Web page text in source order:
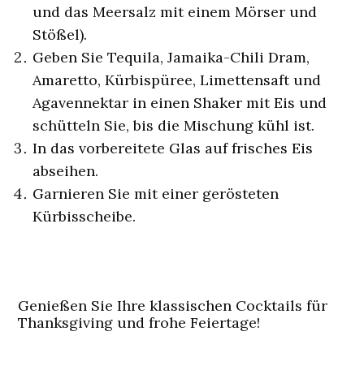
und das Meersalz mit einem Mörser und
Stößel).
Geben Sie Tequila, Jamaika-Chili Dram,
Amaretto, Kürbispüree, Limettensaft und
Agavennektar in einen Shaker mit Eis und
schütteln Sie, bis die Mischung kühl ist.
In das vorbereitete Glas auf frisches Eis
abseihen.
Garnieren Sie mit einer gerösteten
Kürbisscheibe.
Genießen Sie Ihre klassischen Cocktails für
Thanksgiving und frohe Feiertage!